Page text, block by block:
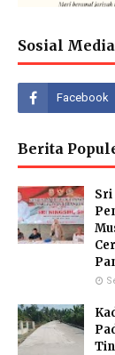
Sosial Media
Berita
Sri